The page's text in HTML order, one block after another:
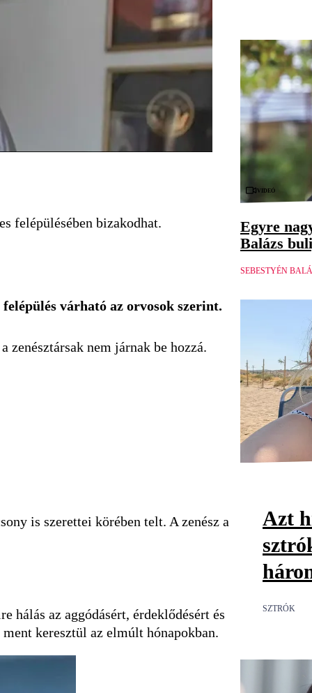
felépülésében bizakodhat.
várható az orvosok szerint.
nem járnak be hozzá.
is szerettei körében telt. A zenész a
hálás az aggódásért, érdeklődésért és
keresztül az elmúlt hónapokban.
Videó
Egyre
Balázs
SEBESTYÉN
Azt
SZTRÓK